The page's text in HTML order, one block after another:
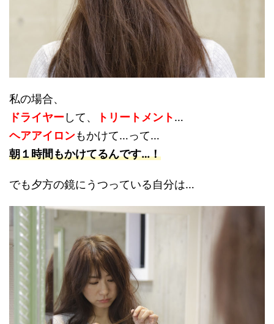
私の場合、
ドライヤーして、 トリートメント…
ヘアアイロンもかけて…って…
朝１時間もかけてるんです…！
でも夕方の鏡にうつっている自分は…